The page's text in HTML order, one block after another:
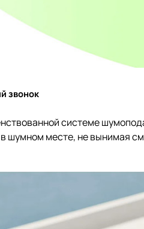
звонок
системе
шумном месте, не вынимая